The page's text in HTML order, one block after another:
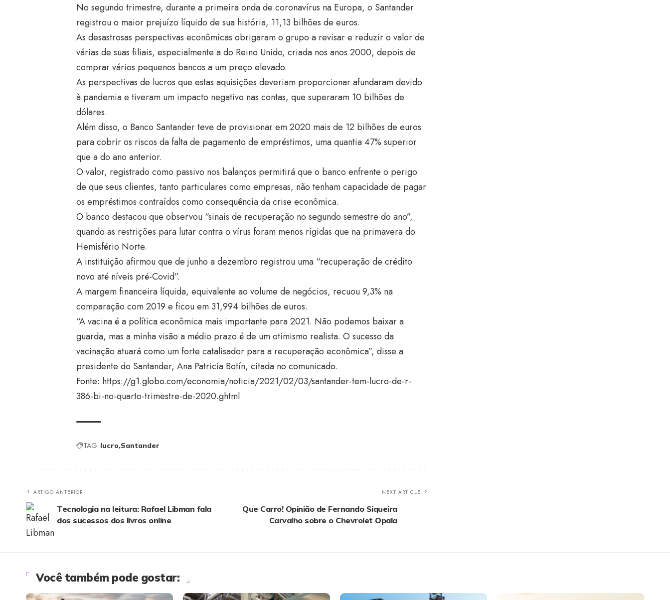
No segundo trimestre, durante a primeira onda de coronavírus na Europa, o Santander
registrou o maior prejuízo líquido de sua história, 11,13 bilhões de euros.
As desastrosas perspectivas econômicas obrigaram o grupo a revisar e reduzir o valor de
várias de suas filiais, especialmente a do Reino Unido, criada nos anos 2000, depois de
comprar vários pequenos bancos a um preço elevado.
As perspectivas de lucros que estas aquisições deveriam proporcionar afundaram devido
à pandemia e tiveram um impacto negativo nas contas, que superaram 10 bilhões de
dólares.
Além disso, o Banco Santander teve de provisionar em 2020 mais de 12 bilhões de euros
para cobrir os riscos da falta de pagamento de empréstimos, uma quantia 47% superior
que a do ano anterior.
O valor, registrado como passivo nos balanços permitirá que o banco enfrente o perigo
de que seus clientes, tanto particulares como empresas, não tenham capacidade de pagar
os empréstimos contraídos como consequência da crise econômica.
O banco destacou que observou “sinais de recuperação no segundo semestre do ano”,
quando as restrições para lutar contra o vírus foram menos rígidas que na primavera do
Hemisfério Norte.
A instituição afirmou que de junho a dezembro registrou uma “recuperação de crédito
novo até níveis pré-Covid”.
A margem financeira líquida, equivalente ao volume de negócios, recuou 9,3% na
comparação com 2019 e ficou em 31,994 bilhões de euros.
“A vacina é a política econômica mais importante para 2021. Não podemos baixar a
guarda, mas a minha visão a médio prazo é de um otimismo realista. O sucesso da
vacinação atuará como um forte catalisador para a recuperação econômica”, disse a
presidente do Santander, Ana Patricia Botín, citada no comunicado.
Fonte: https://g1.globo.com/economia/noticia/2021/02/03/santander-tem-lucro-de-r-
386-bi-no-quarto-trimestre-de-2020.ghtml
TAG: lucro Santander
ARTIGO ANTERIOR
Tecnologia na leitura: Rafael Libman fala
dos sucessos dos livros online
NEXT ARTICLE
Que Carro! Opinião de Fernando Siqueira
Carvalho sobre o Chevrolet Opala
Você também pode gostar: